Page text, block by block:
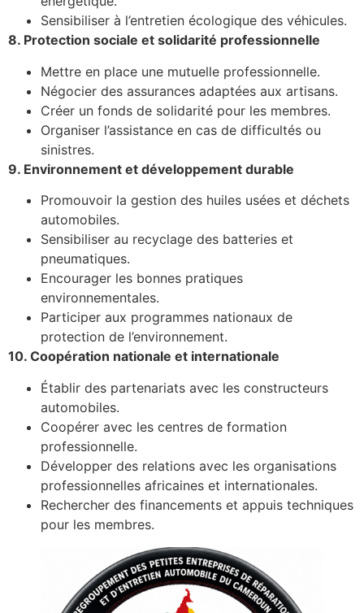
Sensibiliser à l’entretien écologique des véhicules.
8. Protection sociale et solidarité professionnelle
Mettre en place une mutuelle professionnelle.
Négocier des assurances adaptées aux artisans.
Créer un fonds de solidarité pour les membres.
Organiser l’assistance en cas de difficultés ou
sinistres.
9. Environnement et développement durable
Promouvoir la gestion des huiles usées et déchets
automobiles.
Sensibiliser au recyclage des batteries et
pneumatiques.
Encourager les bonnes pratiques
environnementales.
Participer aux programmes nationaux de
protection de l’environnement.
10. Coopération nationale et internationale
Établir des partenariats avec les constructeurs
automobiles.
Coopérer avec les centres de formation
professionnelle.
Développer des relations avec les organisations
professionnelles africaines et internationales.
Rechercher des financements et appuis techniques
pour les membres.